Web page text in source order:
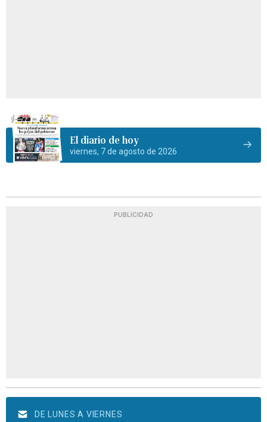
El diario de hoy
viernes, 7 de agosto de 2026
PUBLICIDAD
DE LUNES A VIERNES